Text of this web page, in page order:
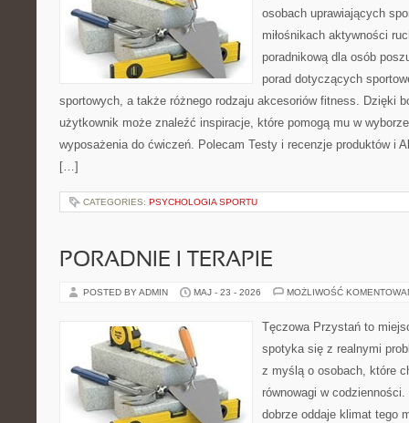
osobach uprawiających
miłośnikach aktywności
poradnikową dla osób
porad dotyczących
sportowych, a także różnego rodzaju akcesoriów fitness. Dzięki
użytkownik może znaleźć inspiracje, które pomogą mu w
wyposażenia do ćwiczeń. Polecam Testy i recenzje produktów i
[…]
CATEGORIES: PSYCHOLOGIA SPORTU
PORADNIE I TERAPIE
POSTED BY ADMIN MAJ - 23 - 2026 MOŻLIWOŚĆ
Tęczowa Przystań to
spotyka się z realnymi
z myślą o osobach, które
równowagi w
dobrze oddaje klimat tego